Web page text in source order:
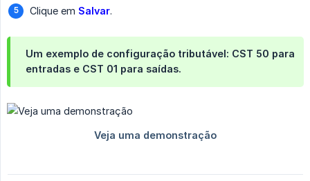
Clique em Salvar.
Um exemplo de configuração tributável: CST 50 para
entradas e CST 01 para saídas.